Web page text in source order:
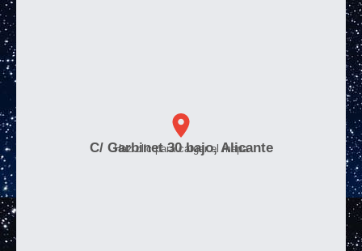
C/ Garbinet 30 bajo, Alicante
Haz clic para cargar el mapa